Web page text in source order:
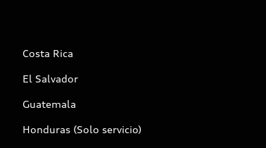
Costa Rica
El Salvador
Guatemala
Honduras (Solo servicio)